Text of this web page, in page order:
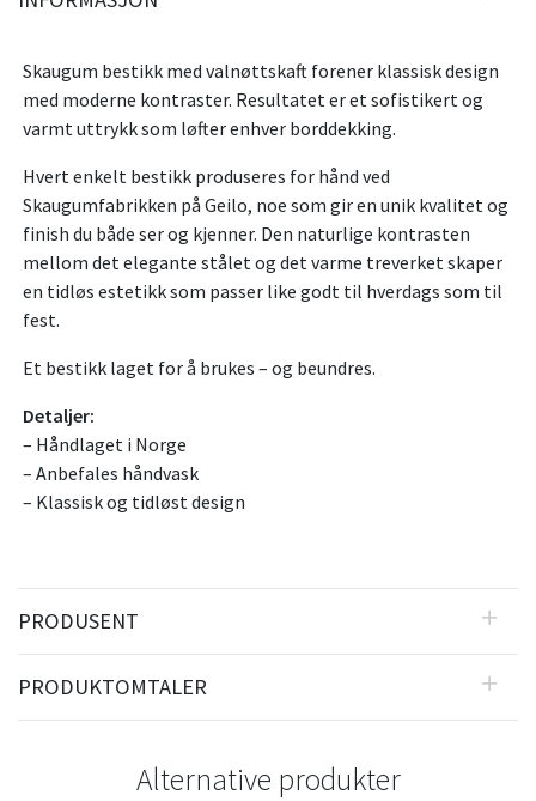
Skaugum bestikk med valnøttskaft forener klassisk design
med moderne kontraster. Resultatet er et sofistikert og
varmt uttrykk som løfter enhver borddekking.
Hvert enkelt bestikk produseres for hånd ved
Skaugumfabrikken på Geilo, noe som gir en unik kvalitet og
finish du både ser og kjenner. Den naturlige kontrasten
mellom det elegante stålet og det varme treverket skaper
en tidløs estetikk som passer like godt til hverdags som til
fest.
Et bestikk laget for å brukes – og beundres.
Detaljer:
– Håndlaget i Norge
– Anbefales håndvask
– Klassisk og tidløst design
PRODUSENT
PRODUKTOMTALER
Alternative produkter